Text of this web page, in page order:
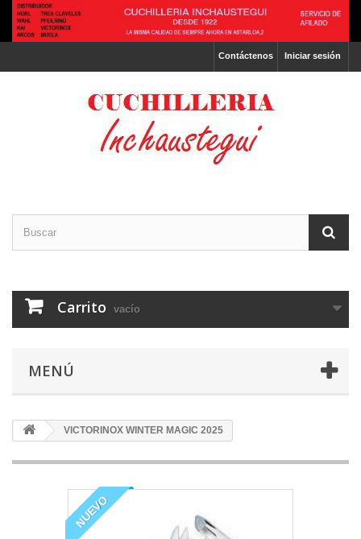
Iniciar sesión
Contáctenos
Carrito vacío
MENÚ
VICTORINOX WINTER MAGIC 2025
NUEVO